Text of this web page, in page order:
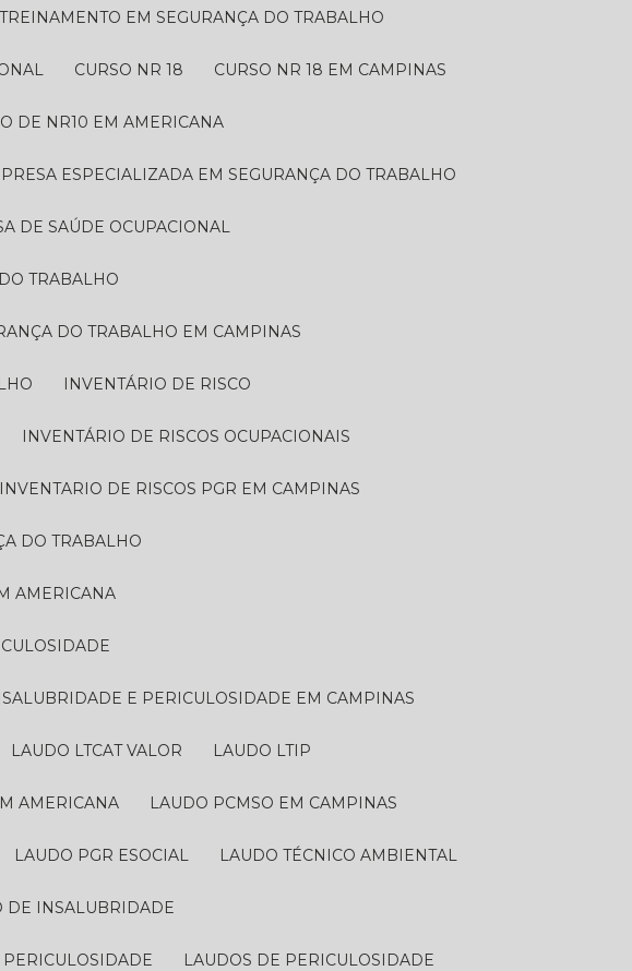
TREINAMENTO EM SEGURANÇA DO TRABALHO
CURSO NR 18 CURSO NR 18 EM CAMPINAS
DE NR10 EM AMERICANA
ESPECIALIZADA EM SEGURANÇA DO TRABALHO
DE SAÚDE OCUPACIONAL
TRABALHO
DO TRABALHO EM CAMPINAS
INVENTÁRIO DE RISCO
INVENTÁRIO DE RISCOS OCUPACIONAIS
INVENTARIO DE RISCOS PGR EM CAMPINAS
DO TRABALHO
AMERICANA
E PERICULOSIDADE EM CAMPINAS
LAUDO LTCAT VALOR LAUDO LTIP
AMERICANA LAUDO PCMSO EM CAMPINAS
LAUDO PGR ESOCIAL LAUDO TÉCNICO AMBIENTAL
DE INSALUBRIDADE
PERICULOSIDADE LAUDOS DE PERICULOSIDADE